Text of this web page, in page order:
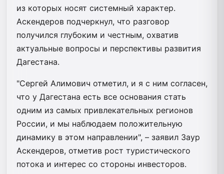
из которых носят системный характер.
Аскендеров подчеркнул, что разговор
получился глубоким и честным, охватив
актуальные вопросы и перспективы развития
Дагестана.
"Сергей Алимович отметил, и я с ним согласен,
что у Дагестана есть все основания стать
одним из самых привлекательных регионов
России, и мы наблюдаем положительную
динамику в этом направлении", – заявил Заур
Аскендеров, отметив рост туристического
потока и интерес со стороны инвесторов.